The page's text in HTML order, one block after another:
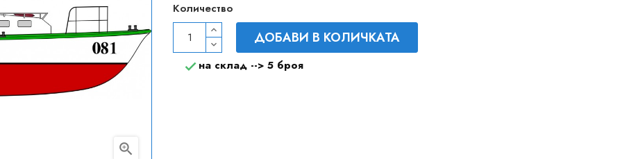

Количество
ДОБАВИ В КОЛИЧКАТА
 на склад --> 5 броя